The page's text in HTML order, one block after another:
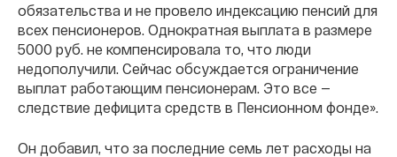
обязательства и не провело индексацию пенсий для
всех пенсионеров. Однократная выплата в размере
5000 руб. не компенсировала то, что люди
недополучили. Сейчас обсуждается ограничение
выплат работающим пенсионерам. Это все —
следствие дефицита средств в Пенсионном фонде».
Он добавил, что за последние семь лет расходы на